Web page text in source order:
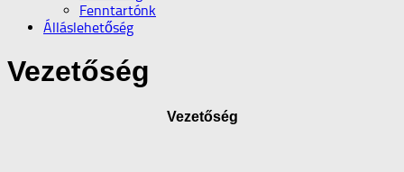
Fenntartónk
Álláslehetőség
Vezetőség
Vezetőség